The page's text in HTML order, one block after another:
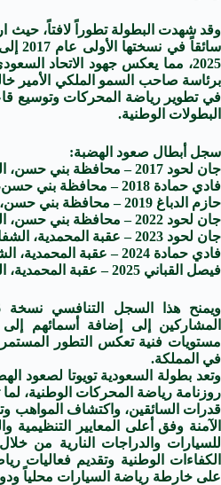
2025، مما يعكس جهود الاتحاد
برئاسة صاحب السمو الملكي الأمير
في تطوير رياضة المحركات وتوسيع
البطولات الوطنية.
سجل أبطال صعود الهضبة:
جان لحود 2017 – محافظة بني حسن، الباحة
فادي حمادة 2018 – محافظة بني حسن، الباحة
حازم الدباغ 2019 – محافظة بني حسن، الباحة
جان لحود 2022 – محافظة بني حسن، الباحة
جان لحود 2023 – عقبة المحمدية، الشفا
فادي حمادة 2024 – عقبة المحمدية، الشفا
فيصل القباني 2025 – عقبة المحمدية، الشفا
المشاركين إلى إضافة أسمائهم
مستويات فنية تعكس التطور
في المملكة.
وتعد بطولة السعودية تويوتا لصعود
روزنامة رياضة المحركات الوطنية،
قدرات السائقين، واكتشاف المواهب
الآمنة وفق أعلى المعايير التنظيمية
للسيارات والدراجات النارية من
الكفاءات الوطنية وتقديم فعاليات
على خارطة رياضة السيارات محلياً